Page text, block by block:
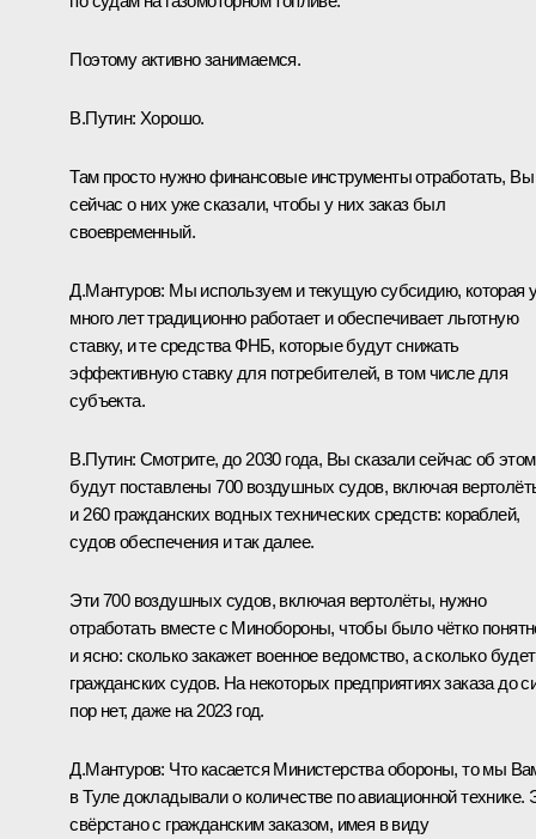
Поэтому активно занимаемся.
В.Путин: Хорошо.
Там просто нужно финансовые инструменты отработать, Вы
сейчас о них уже сказали, чтобы у них заказ был
своевременный.
Д.Мантуров: Мы используем и текущую субсидию, которая
много лет традиционно работает и обеспечивает льготную
ставку, и те средства ФНБ, которые будут снижать
эффективную ставку для потребителей, в том числе для
субъекта.
В.Путин: Смотрите, до 2030 года, Вы сказали сейчас об
будут поставлены 700 воздушных судов, включая
и 260 гражданских водных технических средств: кораблей,
судов обеспечения и так далее.
Эти 700 воздушных судов, включая вертолёты, нужно
отработать вместе с Минобороны, чтобы было чётко
и ясно: сколько закажет военное ведомство, а сколько будет
гражданских судов. На некоторых предприятиях заказа до
пор нет, даже на 2023 год.
Д.Мантуров: Что касается Министерства обороны, то мы
в Туле докладывали о количестве по авиационной технике.
свёрстано с гражданским заказом, имея в виду